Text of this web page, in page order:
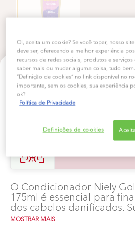
NIELY GOLD SALVA FIOS
Condicionador Niely Gold
0/5 (0 AVALIAÇÕES)
O Condicionador Niely
175ml é essencial para
dos cabelos danificados.
em queratina e óleos
MOSTRAR MAIS
Oi, aceita um cookie? Se você topar, nosso
deve ser, oferecendo a melhor experiência
recursos de redes sociais, produtos e serviços
saber mais ou mudar alguma coisa, tudo
“Definição de cookies” no link disponível no
importante, sem os cookies, sua experiência
ok?
Política de Privacidade
Definições de cookies